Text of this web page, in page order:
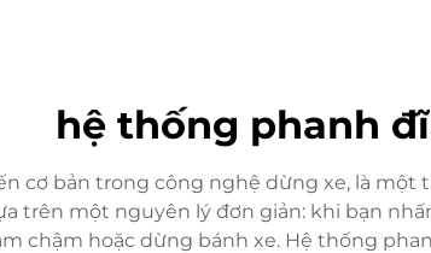
hệ thống phanh
cơ bản trong công nghệ dừng xe, là
trên một nguyên lý đơn giản: khi bạn
chậm hoặc dừng bánh xe. Hệ thống